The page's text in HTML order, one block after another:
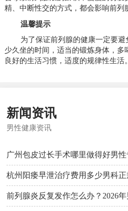
精、中断性交的方式，都会影响前列
温馨提示
为了保证前列腺的健康一定要
少久坐的时间，适当的锻炼身体，
良好的生活习惯，适度的规律性生活。
新闻资讯
男性健康资讯
广州包皮过长手术哪里做得好男
杭州阳痿早泄治疗费用多少男科正
前列腺炎反复发作怎么办？2026年